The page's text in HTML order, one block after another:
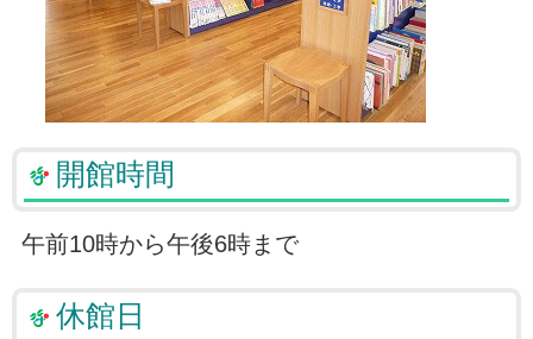
開館時間
午前10時から午後6時まで
休館日